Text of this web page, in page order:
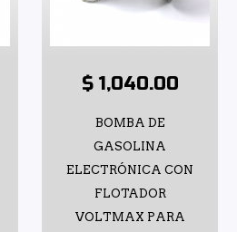
$ 1,040.00
BOMBA DE
GASOLINA
ELECTRÓNICA CON
FLOTADOR
VOLTMAX PARA